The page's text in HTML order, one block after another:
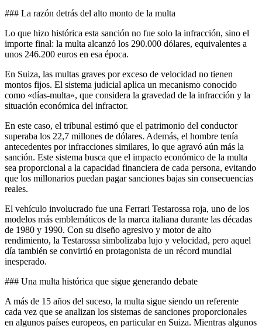
### La razón detrás del alto monto de la multa
Lo que hizo histórica esta sanción no fue solo la infracción, sino el
importe final: la multa alcanzó los 290.000 dólares, equivalentes a
unos 246.200 euros en esa época.
En Suiza, las multas graves por exceso de velocidad no tienen
montos fijos. El sistema judicial aplica un mecanismo conocido
como «días-multa», que considera la gravedad de la infracción y la
situación económica del infractor.
En este caso, el tribunal estimó que el patrimonio del conductor
superaba los 22,7 millones de dólares. Además, el hombre tenía
antecedentes por infracciones similares, lo que agravó aún más la
sanción. Este sistema busca que el impacto económico de la multa
sea proporcional a la capacidad financiera de cada persona, evitando
que los millonarios puedan pagar sanciones bajas sin consecuencias
reales.
El vehículo involucrado fue una Ferrari Testarossa roja, uno de los
modelos más emblemáticos de la marca italiana durante las décadas
de 1980 y 1990. Con su diseño agresivo y motor de alto
rendimiento, la Testarossa simbolizaba lujo y velocidad, pero aquel
día también se convirtió en protagonista de un récord mundial
inesperado.
### Una multa histórica que sigue generando debate
A más de 15 años del suceso, la multa sigue siendo un referente
cada vez que se analizan los sistemas de sanciones proporcionales
en algunos países europeos, en particular en Suiza. Mientras algunos